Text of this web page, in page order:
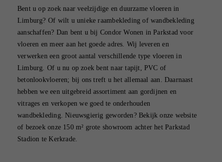
Bent u op zoek naar veelzijdige en duurzame vloeren in
Limburg? Of wilt u unieke raambekleding of wandbekleding
aanschaffen? Dan bent u bij Condor Wonen in Parkstad voor
vloeren en meer aan het goede adres. Wij leveren en
verwerken een groot aantal verschillende type vloeren in
Limburg. Of u nu op zoek bent naar tapijt, PVC of
betonlookvloeren; bij ons treft u het allemaal aan. Daarnaast
hebben we een uitgebreid assortiment aan gordijnen en
vitrages en verkopen we goed te onderhouden
wandbekleding. Nieuwsgierig geworden? Bekijk onze website
of bezoek onze 150 m² grote showroom achter het Parkstad
Stadion te Kerkrade.